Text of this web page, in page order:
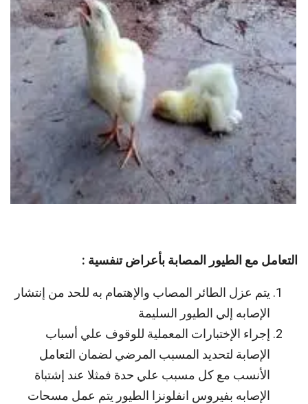
التعامل مع الطيور المصابة بأعراض تنفسية :
يتم عزل الطائر المصاب والإهتمام به للحد من إنتشار
الإصابه إلي الطيور السليمة
إجراء الإختبارات المعملية للوقوف علي أسباب
الإصابة لتحديد المسبب المرضي لضمان التعامل
الأنسب مع كل مسبب علي حدة فمثلا عند إشتباة
الإصابه بفيروس انفلونزا الطيور يتم عمل مسحات